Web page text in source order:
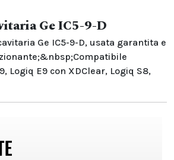
Ge IC5-9-D
Ge IC5-9-D, usata garantita e
Logiq E9 con XDClear, Logiq S8,